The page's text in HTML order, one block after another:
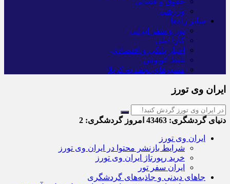
ورزشی
سایر راه‌ها
تور و سفر ایرانی
کارا دیلی
اخبار بانکی و اقتصادی
بلیط اتوبوس
مسیرهای نجف به کربلا
ایران وی تورز
دنیای گردشگری: امروز گردشگری:
ایران وی تورز
شرایط بازنشر محتوا در ایران وی تورز
خرید رپورتاژ ایران وی تورز
ایران سفر تور
جاهای دیدنی و جاذبه‌های گردشگری